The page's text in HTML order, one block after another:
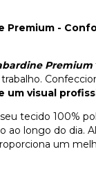
Premium -
Premium
um visual
tecido 100%
ao longo do dia.
um